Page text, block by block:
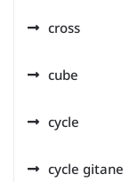
cross
cube
cycle
cycle gitane